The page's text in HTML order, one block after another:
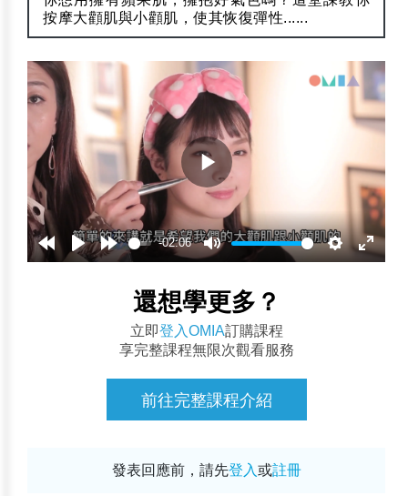
按摩大顴肌與小顴肌，使其恢復彈性......
-02:06
還想學更多？
立即登入OMIA訂購課程
享完整課程無限次觀看服務
前往完整課程介紹
發表回應前，請先登入或註冊